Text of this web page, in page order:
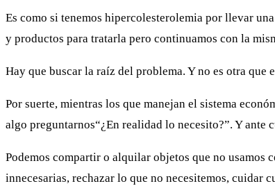
Es como si tenemos hipercolesterolemia por llevar
y productos para tratarla pero continuamos con la
Hay que buscar la raíz del problema. Y no es otra
Por suerte, mientras los que manejan el sistema
algo preguntarnos“¿En realidad lo necesito?”. Y
Podemos compartir o alquilar objetos que no usamos
innecesarias, rechazar lo que no necesitemos, cuidar